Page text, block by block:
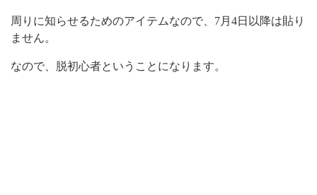
周りに知らせるためのアイテムなので、7月4日以降は貼り
ません。
なので、脱初心者ということになります。